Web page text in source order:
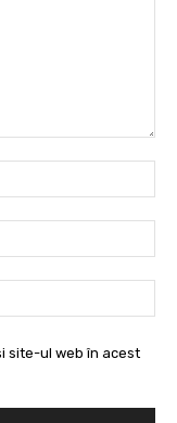
site-ul web în acest